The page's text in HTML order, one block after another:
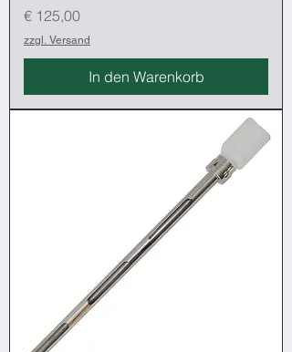
Preis
€ 125,00
zzgl. Versand
In den Warenkorb